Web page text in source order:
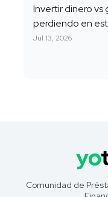
Invertir dinero vs
perdiendo en
Jul 13, 2026
Comunidad de